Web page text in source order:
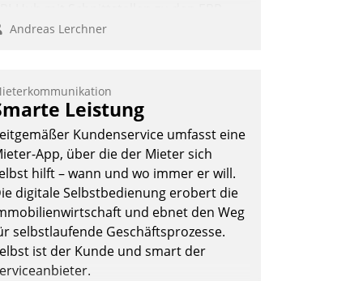
der Unternehmen.
Andreas Lerchner
Leistung
Kundenservice umfasst eine
App, über die der Mieter sich
hilft – wann und wo immer er will.
digitale Selbstbedienung erobert die
und ebnet den Weg
selbstlaufende Geschäftsprozesse.
ist der Kunde und smart der